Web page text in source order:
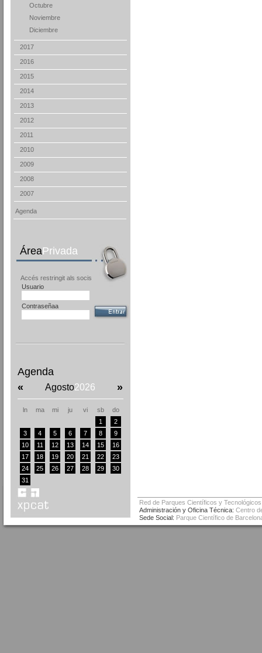
Octubre
Noviembre
Diciembre
2017
2016
2015
2014
2013
2012
2011
2010
2009
2008
2007
Agenda
ÁreaPrivada
Accés restringit als socis
Usuario
Contraseñaa
Agenda
«
Agosto2026 »
ln ma mi ju vi sb
do
1
2
3
4 5 6 7 8
9
10
11 12 13 14 15
16
17
18 19 20 21 22
23
24
25 26 27 28 29
30
31
Red de Parques Científicos y
Administración y Oficina Técnica: Centro
Sede Social: Parque Científico de